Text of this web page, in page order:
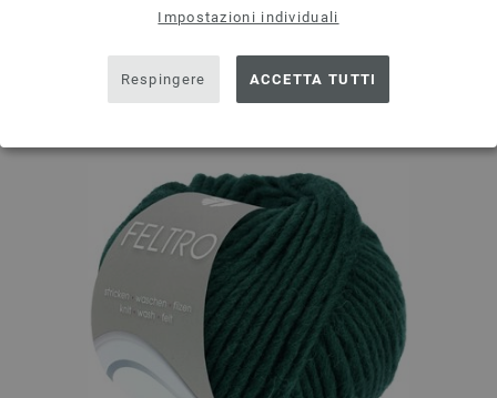
Impostazioni individuali
Respingere ACCETTA TUTTI
ALTRI CLIENTI HANNO
ACQUISTATO ANCHE